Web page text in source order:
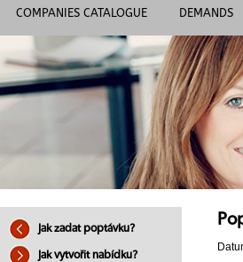
COMPANIES CATALOGUE DEMANDS
Jak zadat poptávku?
Jak vytvořit nabídku?